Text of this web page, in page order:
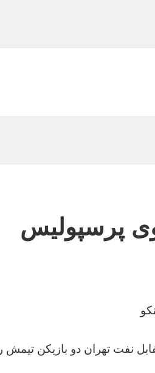
پرسپولیس
نفت تهران دو بازیکن تیمش را